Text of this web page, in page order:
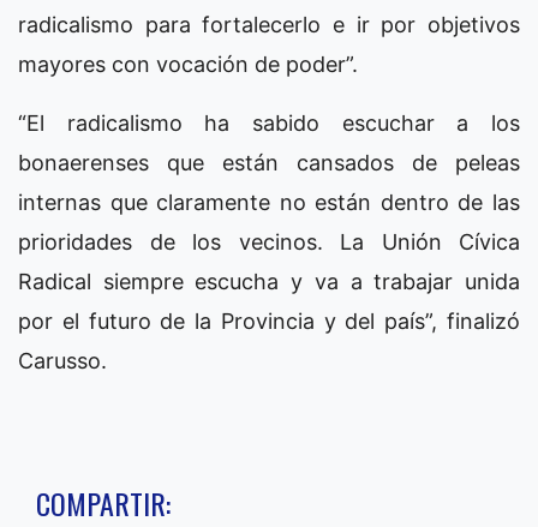
radicalismo para fortalecerlo e ir por objetivos
mayores con vocación de poder”.
“El radicalismo ha sabido escuchar a los
bonaerenses que están cansados de peleas
internas que claramente no están dentro de las
prioridades de los vecinos. La Unión Cívica
Radical siempre escucha y va a trabajar unida
por el futuro de la Provincia y del país”, finalizó
Carusso.
COMPARTIR: